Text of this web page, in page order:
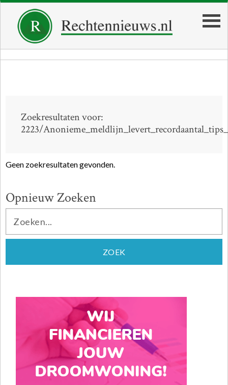
Zoekresultaten voor:
2223/
Geen zoekresultaten gevonden.
Opnieuw Zoeken